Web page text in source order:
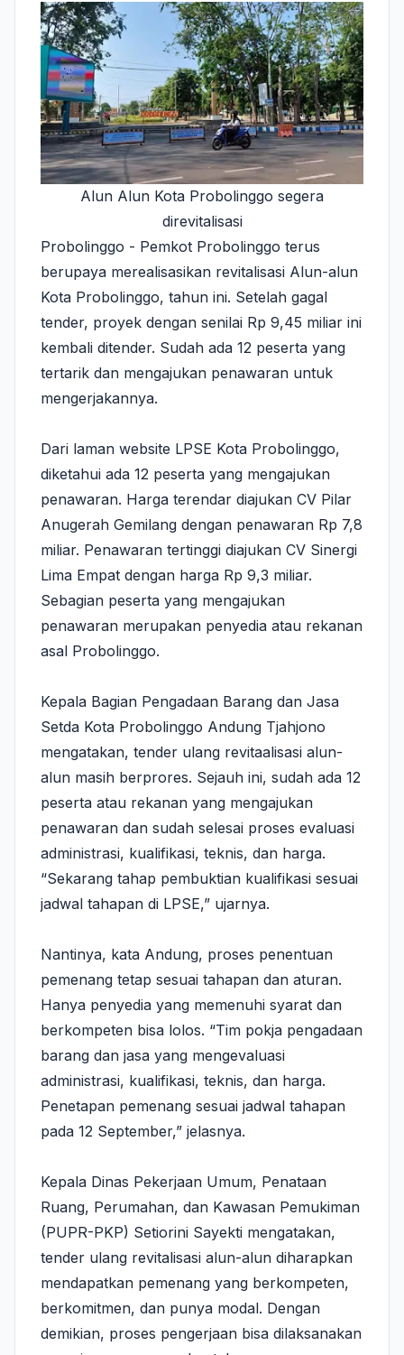
Alun Alun Kota Probolinggo segera
direvitalisasi
Probolinggo - Pemkot Probolinggo terus
berupaya merealisasikan revitalisasi Alun-alun
Kota Probolinggo, tahun ini. Setelah gagal
tender, proyek dengan senilai Rp 9,45 miliar ini
kembali ditender. Sudah ada 12 peserta yang
tertarik dan mengajukan penawaran untuk
mengerjakannya.
Dari laman website LPSE Kota Probolinggo,
diketahui ada 12 peserta yang mengajukan
penawaran. Harga terendar diajukan CV Pilar
Anugerah Gemilang dengan penawaran Rp 7,8
miliar. Penawaran tertinggi diajukan CV Sinergi
Lima Empat dengan harga Rp 9,3 miliar.
Sebagian peserta yang mengajukan
penawaran merupakan penyedia atau rekanan
asal Probolinggo.
Kepala Bagian Pengadaan Barang dan Jasa
Setda Kota Probolinggo Andung Tjahjono
mengatakan, tender ulang revitaalisasi alun-
alun masih berprores. Sejauh ini, sudah ada 12
peserta atau rekanan yang mengajukan
penawaran dan sudah selesai proses evaluasi
administrasi, kualifikasi, teknis, dan harga.
“Sekarang tahap pembuktian kualifikasi sesuai
jadwal tahapan di LPSE,” ujarnya.
Nantinya, kata Andung, proses penentuan
pemenang tetap sesuai tahapan dan aturan.
Hanya penyedia yang memenuhi syarat dan
berkompeten bisa lolos. “Tim pokja pengadaan
barang dan jasa yang mengevaluasi
administrasi, kualifikasi, teknis, dan harga.
Penetapan pemenang sesuai jadwal tahapan
pada 12 September,” jelasnya.
Kepala Dinas Pekerjaan Umum, Penataan
Ruang, Perumahan, dan Kawasan Pemukiman
(PUPR-PKP) Setiorini Sayekti mengatakan,
tender ulang revitalisasi alun-alun diharapkan
mendapatkan pemenang yang berkompeten,
berkomitmen, dan punya modal. Dengan
demikian, proses pengerjaan bisa dilaksanakan